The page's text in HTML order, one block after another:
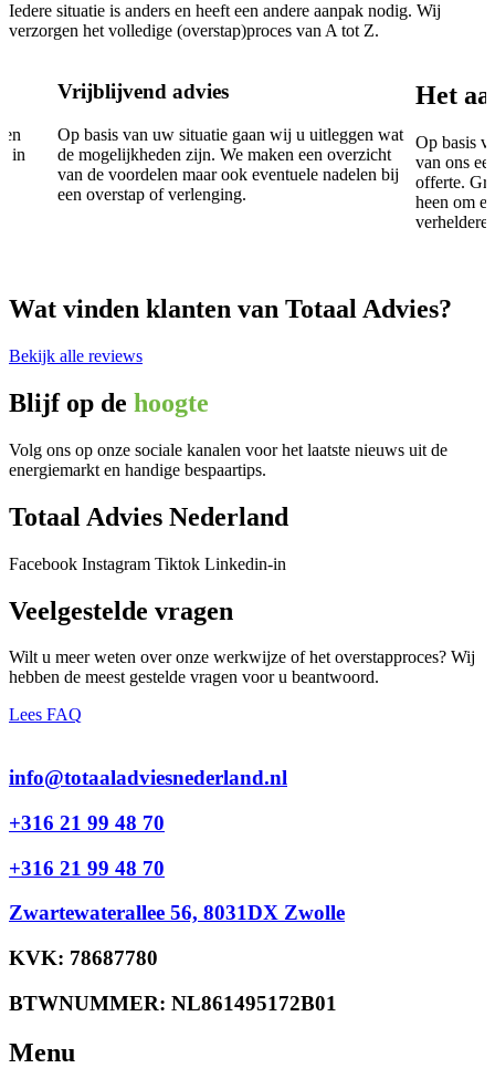
Iedere situatie is anders en heeft een andere aanpak nodig. Wij
verzorgen het volledige (overstap)proces van A tot Z.
Vrijblijvend advies
Op basis van uw situatie gaan wij u uitleggen wat
de mogelijkheden zijn. We maken een overzicht
van de voordelen maar ook eventuele nadelen bij
een overstap of verlenging.
Het
Op basis
van ons
offerte.
heen om
verhelderen.
Wat vinden klanten van Totaal Advies?
Bekijk alle reviews
Blijf op de hoogte
Volg ons op onze sociale kanalen voor het laatste nieuws uit de
energiemarkt en handige bespaartips.
Totaal Advies Nederland
Facebook Instagram Tiktok Linkedin-in
Veelgestelde vragen
Wilt u meer weten over onze werkwijze of het overstapproces? Wij
hebben de meest gestelde vragen voor u beantwoord.
Lees FAQ
info@totaaladviesnederland.nl
+316 21 99 48 70
+316 21 99 48 70
Zwartewaterallee 56, 8031DX Zwolle
KVK: 78687780
BTWNUMMER: NL861495172B01
Menu